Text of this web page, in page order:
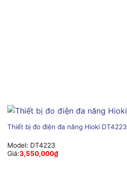
Thiết bị đo điện đa năng Hioki DT4223
Model: DT4223
Giá:3,550,000₫